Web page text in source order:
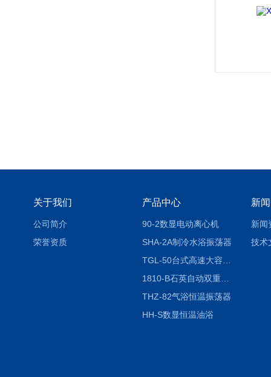
关于我们
公司简介
荣誉资质
产品中心
90-2数显电动离心机
SHA-2A制冷水浴振荡器
1810-B石英自动双重纯水蒸馏水器
THZ-82气浴恒温振荡器
HH-S数显恒温油浴
新
新闻
技术